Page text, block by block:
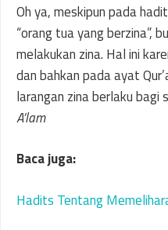
Oh ya, meskipun pada
“orang tua yang berzina”,
melakukan zina. Hal ini
dan bahkan pada ayat
larangan zina berlaku bagi
A’lam
Baca juga:
Hadits Tentang